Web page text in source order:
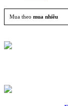
Mua theo mua nhiều